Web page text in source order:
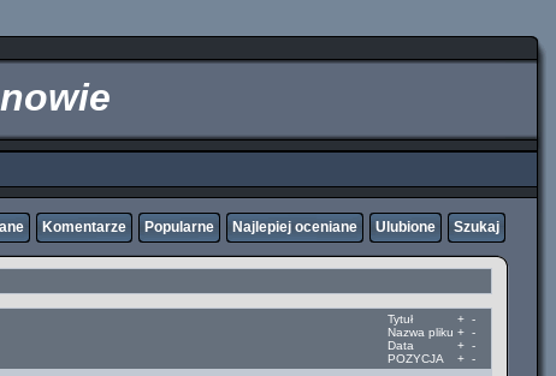
Komentarze Popularne Najlepiej oceniane Ulubione Szukaj
Tytuł + -
Nazwa pliku + -
Data
+ -
POZYCJA
+ -